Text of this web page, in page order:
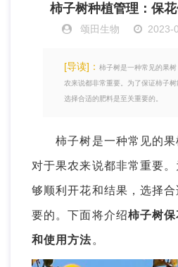
柿子树种植管理：保
颂田生物 2023-
[导读]： 柿子树是一种常见的果
农来说都非常重要。为了保证柿子树
选择合适的肥料是至关重要的。
柿子树是一种常见的果
对于果农来说都非常重要
够顺利开花和结果，选择
要的。下面将介绍柿子树
和使用方法。